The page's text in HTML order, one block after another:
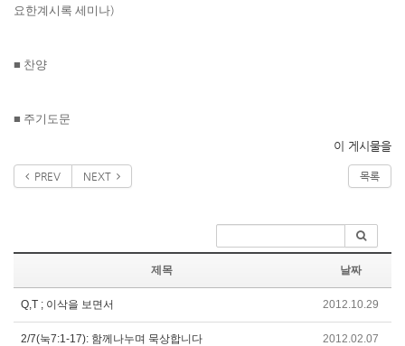
요한계시록 세미나)
■ 찬양
■ 주기도문
이 게시물을
PREV NEXT 목록
제목 날짜
Q,T ; 이삭을 보면서 2012.10.29
2/7(눅7:1-17): 함께나누며 묵상합니다 2012.02.07